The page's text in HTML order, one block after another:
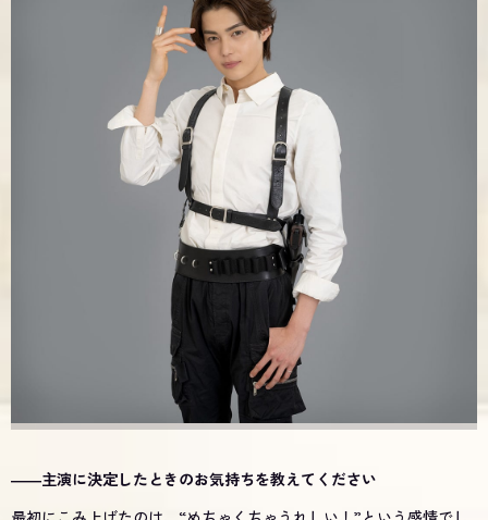
――主演に決定したときのお気持ちを教えてください